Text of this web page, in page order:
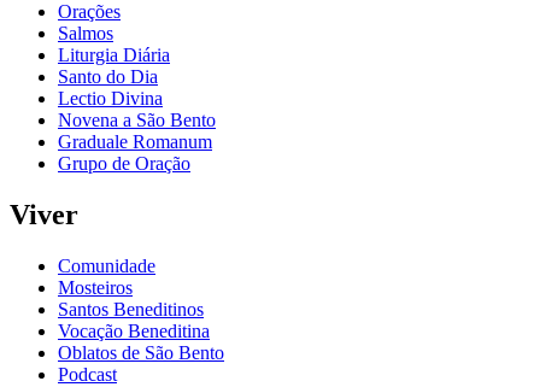
Orações
Salmos
Liturgia Diária
Santo do Dia
Lectio Divina
Novena a São Bento
Graduale Romanum
Grupo de Oração
Viver
Comunidade
Mosteiros
Santos Beneditinos
Vocação Beneditina
Oblatos de São Bento
Podcast